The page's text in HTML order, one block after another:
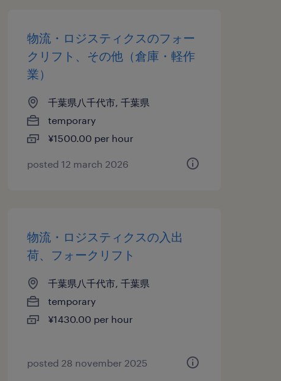
物流・ロジスティクスのフォー
クリフト、その他（倉庫・軽作
業）
千葉県八千代市, 千葉県
temporary
¥1500.00 per hour
posted 12 march 2026
物流・ロジスティクスの入出
荷、フォークリフト
千葉県八千代市, 千葉県
temporary
¥1430.00 per hour
posted 28 november 2025